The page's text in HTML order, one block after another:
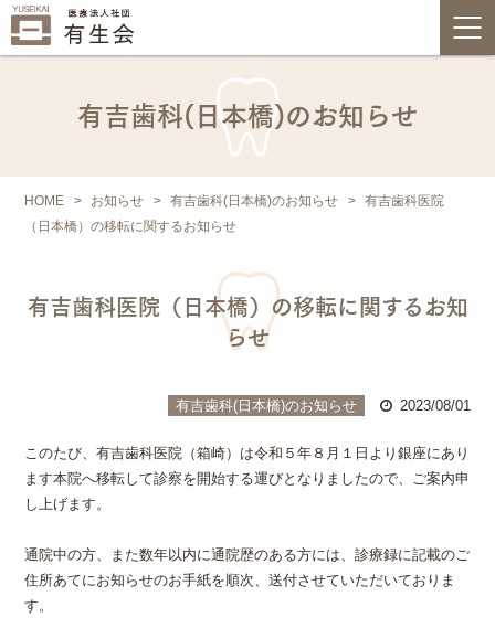
有吉歯科(日本橋)のお知らせ
HOME お知らせ 有吉歯科(日本橋)のお知らせ
有吉歯科医院
（日本橋）の移転に関するお知らせ
有吉歯科医院（日本橋）の移転に関するお知
らせ
有吉歯科(日本橋)のお知らせ 2023/08/01
このたび、有吉歯科医院（箱崎）は令和５年８月１日より銀座にあり
ます本院へ移転して診察を開始する運びとなりましたので、ご案内申
し上げます。
通院中の方、また数年以内に通院歴のある方には、診療録に記載のご
住所あてにお知らせのお手紙を順次、送付させていただいておりま
す。